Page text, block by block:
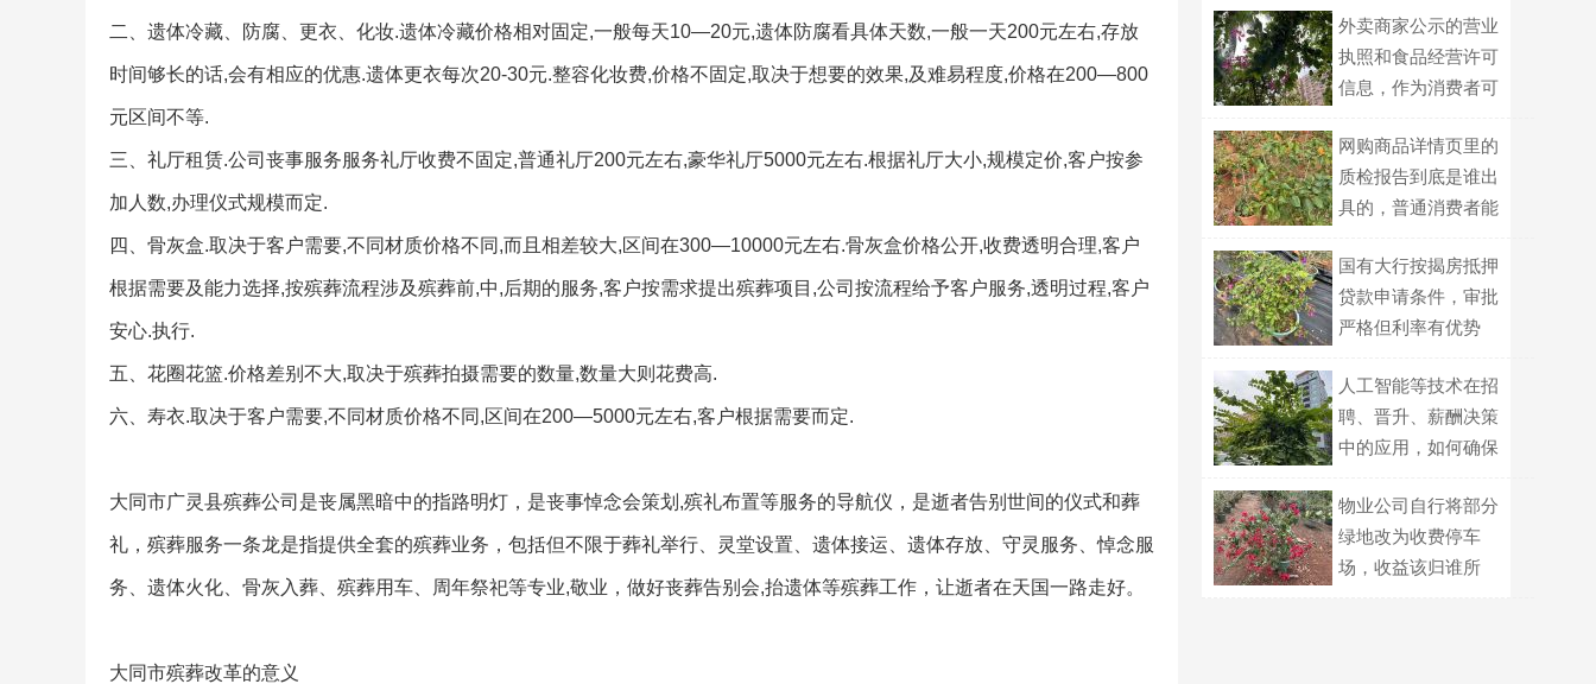
二、遗体冷藏、防腐、更衣、化妆.遗体冷藏价格相对固定,一般每天10—20元,遗体防腐看具体天数,一般一天200元左右,存放
时间够长的话,会有相应的优惠.遗体更衣每次20-30元.整容化妆费,价格不固定,取决于想要的效果,及难易程度,价格在200—800
元区间不等.
三、礼厅租赁.公司丧事服务服务礼厅收费不固定,普通礼厅200元左右,豪华礼厅5000元左右.根据礼厅大小,规模定价,客户按参
加人数,办理仪式规模而定.
四、骨灰盒.取决于客户需要,不同材质价格不同,而且相差较大,区间在300—10000元左右.骨灰盒价格公开,收费透明合理,客户
根据需要及能力选择,按殡葬流程涉及殡葬前,中,后期的服务,客户按需求提出殡葬项目,公司按流程给予客户服务,透明过程,客户
安心.执行.
五、花圈花篮.价格差别不大,取决于殡葬拍摄需要的数量,数量大则花费高.
六、寿衣.取决于客户需要,不同材质价格不同,区间在200—5000元左右,客户根据需要而定.
大同市广灵县殡葬公司是丧属黑暗中的指路明灯，是丧事悼念会策划,殡礼布置等服务的导航仪，是逝者告别世间的仪式和葬
礼，殡葬服务一条龙是指提供全套的殡葬业务，包括但不限于葬礼举行、灵堂设置、遗体接运、遗体存放、守灵服务、悼念服
务、遗体火化、骨灰入葬、殡葬用车、周年祭祀等专业,敬业，做好丧葬告别会,抬遗体等殡葬工作，让逝者在天国一路走好。
大同市殡葬改革的意义
外卖商家公示的营业
执照和食品经营许可
信息，作为消费者可
对真伪？
网购商品详情页里的
质检报告到底是谁出
具的，普通消费者能
国有大行按揭房抵押
贷款申请条件，审批
严格但利率有优势
人工智能等技术在招
聘、晋升、薪酬决策
中的应用，如何确保
物业公司自行将部分
绿地改为收费停车
场，收益该归谁所